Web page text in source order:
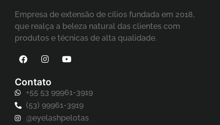
Empresa de extensão de cílios fundada em 2018,
que realça a beleza natural das clientes com
produtos e técnicas de alta qualidade.
Contato
+55 53 99961-3919
(53) 99961-3919
@eyelashpelotas